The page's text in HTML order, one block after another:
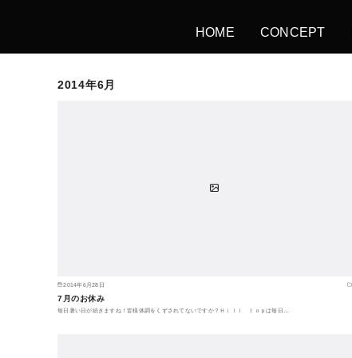
HOME CONCEPT
2014年6月
2014年6月28日
7月のお休み
毎日暑い日が続きますね！皆様体調をくずされてないですか？Ｈｉｌｌ ｔｏｐは毎日…